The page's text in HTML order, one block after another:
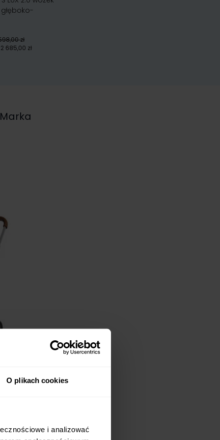
O plikach cookies
i analizować
zł
2 685,00 zł
głęboko-spacerowy